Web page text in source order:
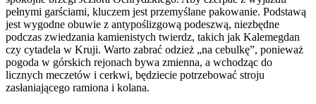
pełnymi garściami, kluczem jest przemyślane pakowanie. Podstawą
jest wygodne obuwie z antypoślizgową podeszwą, niezbędne
podczas zwiedzania kamienistych twierdz, takich jak Kalemegdan
czy cytadela w Kruji. Warto zabrać odzież „na cebulkę”, ponieważ
pogoda w górskich rejonach bywa zmienna, a wchodząc do
licznych meczetów i cerkwi, będziecie potrzebować stroju
zasłaniającego ramiona i kolana.